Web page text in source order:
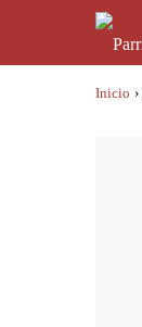
Inicio ›